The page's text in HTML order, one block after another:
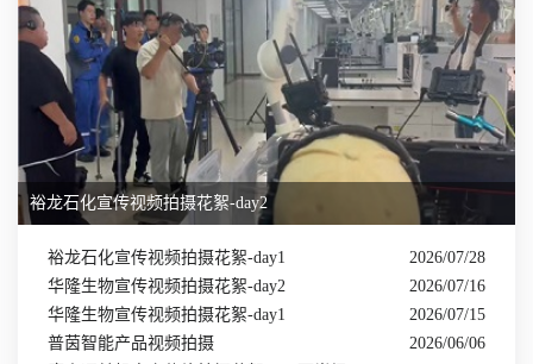
裕龙石化宣传视频拍摄花絮-day2
2026/07/28
裕龙石化宣传视频拍摄花絮-day1
2026/07/16
华隆生物宣传视频拍摄花絮-day2
2026/07/15
华隆生物宣传视频拍摄花絮-day1
2026/06/06
普茵智能产品视频拍摄